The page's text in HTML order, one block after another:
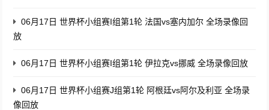
06月17日 世界杯小组赛I组第1轮 法国vs塞内加尔 全场录像回
放
06月17日 世界杯小组赛I组第1轮 伊拉克vs挪威 全场录像回放
06月17日 世界杯小组赛J组第1轮 阿根廷vs阿尔及利亚 全场录
像回放